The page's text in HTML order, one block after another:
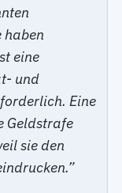
haben
eine
und
Eine
Geldstrafe
sie den